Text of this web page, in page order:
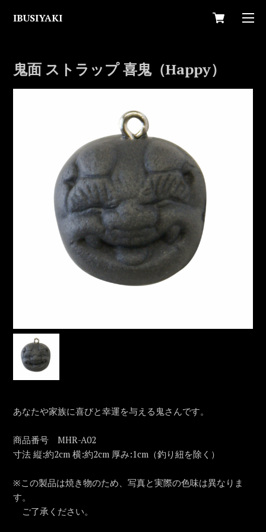
IBUSIYAKI
鬼面 ストラップ 喜鬼（Happy）
あなたや家族に喜びと幸運を与える鬼さんです。
商品番号 MHR-A02
寸法 縦:約2cm 横:約2cm 厚み:1cm（釣り紐を除く）
※この製品は焼き物のため、写真と実際の色味は異なりま
す。
ご了承ください。